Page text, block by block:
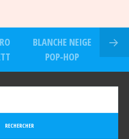
BLANCHE NEIGE
POP-HOP